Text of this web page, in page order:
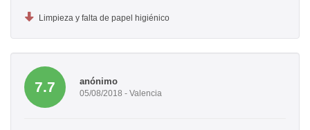
Limpieza y falta de papel higiénico
7.7 anónimo
05/08/2018 - Valencia